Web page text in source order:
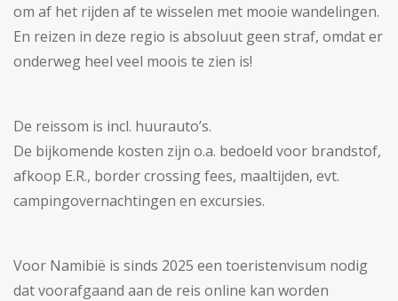
om af het rijden af te wisselen met mooie wandelingen.
En reizen in deze regio is absoluut geen straf, omdat er
onderweg heel veel moois te zien is!
De reissom is incl. huurauto’s.
De bijkomende kosten zijn o.a. bedoeld voor brandstof,
afkoop E.R., border crossing fees, maaltijden, evt.
campingovernachtingen en excursies.
Voor Namibië is sinds 2025 een toeristenvisum nodig
dat voorafgaand aan de reis online kan worden